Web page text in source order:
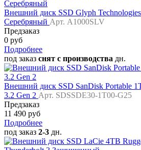
Внешний диск SSD Glyph
Серебряный Арт. A1000SLV
Предзаказ
0 руб
Подробнее
под заказ снят с производства дн.
Внешний диск SSD SanDisk Portable
3.2 Gen 2 Арт. SDSSDE30-1T00-G25
Предзаказ
11 490 руб
Подробнее
под заказ 2-3 дн.